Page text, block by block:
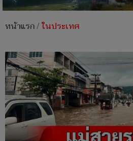
หน้าแรก/ในประเทศ